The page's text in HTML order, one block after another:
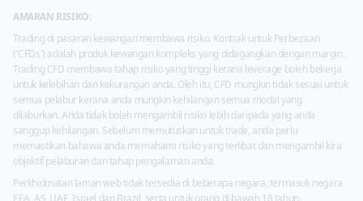
AMARAN RISIKO:
Trading di pasaran kewangan membawa risiko. Kontrak untuk Perbezaan
('CFDs') adalah produk kewangan kompleks yang didagangkan dengan margin.
Trading CFD membawa tahap risiko yang tinggi kerana leverage boleh bekerja
untuk kelebihan dan kekurangan anda. Oleh itu, CFD mungkin tidak sesuai untuk
semua pelabur kerana anda mungkin kehilangan semua modal yang
dilaburkan. Anda tidak boleh mengambil risiko lebih daripada yang anda
sanggup kehilangan. Sebelum memutuskan untuk trade, anda perlu
memastikan bahawa anda memahami risiko yang terlibat dan mengambil kira
objektif pelaburan dan tahap pengalaman anda.
Perkhidmatan laman web tidak tersedia di beberapa negara, termasuk negara
EEA, AS, UAE, Israel dan Brazil, serta untuk orang di bawah 18 tahun.